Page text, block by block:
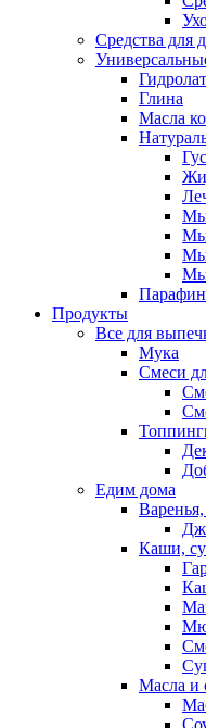
Средства для
Глина
Масла
Парафин
Продукты
Все для
Мука
Смеси
Едим дома
Каши,
Масла и